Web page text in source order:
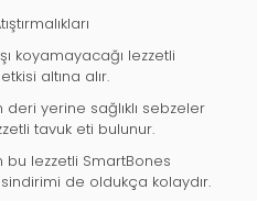
koyamayacağı lezzetli
altına alır.
deri yerine sağlıklı sebzeler
tavuk eti bulunur.
lezzetli SmartBones
sindirimi de oldukça kolaydır.